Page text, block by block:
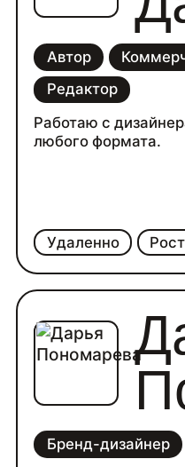
Удаленно
Автор
Редактор
Работаю с
любого формата.
Бренд-дизайнер